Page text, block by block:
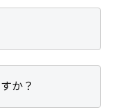
か？